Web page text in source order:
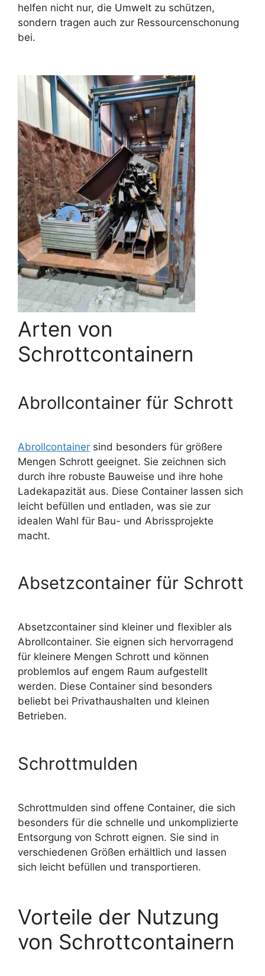
helfen nicht nur, die Umwelt zu schützen,
sondern tragen auch zur Ressourcenschonung
bei.
Arten von
Schrottcontainern
Abrollcontainer für Schrott
Abrollcontainer sind besonders für größere
Mengen Schrott geeignet. Sie zeichnen sich
durch ihre robuste Bauweise und ihre hohe
Ladekapazität aus. Diese Container lassen sich
leicht befüllen und entladen, was sie zur
idealen Wahl für Bau- und Abrissprojekte
macht.
Absetzcontainer für Schrott
Absetzcontainer sind kleiner und flexibler als
Abrollcontainer. Sie eignen sich hervorragend
für kleinere Mengen Schrott und können
problemlos auf engem Raum aufgestellt
werden. Diese Container sind besonders
beliebt bei Privathaushalten und kleinen
Betrieben.
Schrottmulden
Schrottmulden sind offene Container, die sich
besonders für die schnelle und unkomplizierte
Entsorgung von Schrott eignen. Sie sind in
verschiedenen Größen erhältlich und lassen
sich leicht befüllen und transportieren.
Vorteile der Nutzung
von Schrottcontainern